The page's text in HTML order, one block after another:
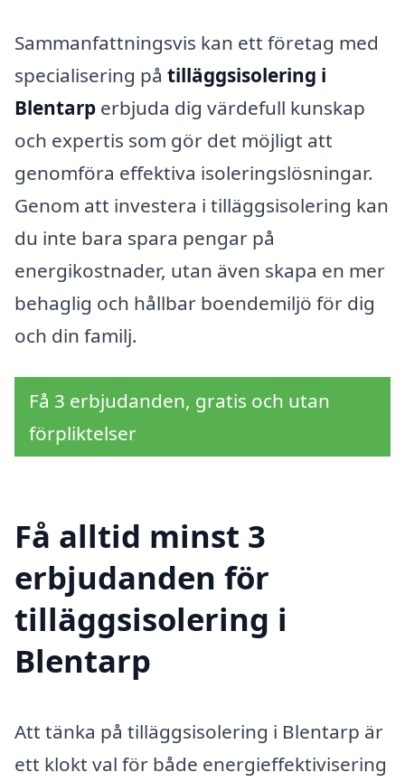
Sammanfattningsvis kan ett företag med
specialisering på tilläggsisolering i
Blentarp erbjuda dig värdefull kunskap
och expertis som gör det möjligt att
genomföra effektiva isoleringslösningar.
Genom att investera i tilläggsisolering kan
du inte bara spara pengar på
energikostnader, utan även skapa en mer
behaglig och hållbar boendemiljö för dig
och din familj.
Få 3 erbjudanden, gratis och utan
förpliktelser
Få alltid minst 3
erbjudanden för
tilläggsisolering i
Blentarp
Att tänka på tilläggsisolering i Blentarp är
ett klokt val för både energieffektivisering